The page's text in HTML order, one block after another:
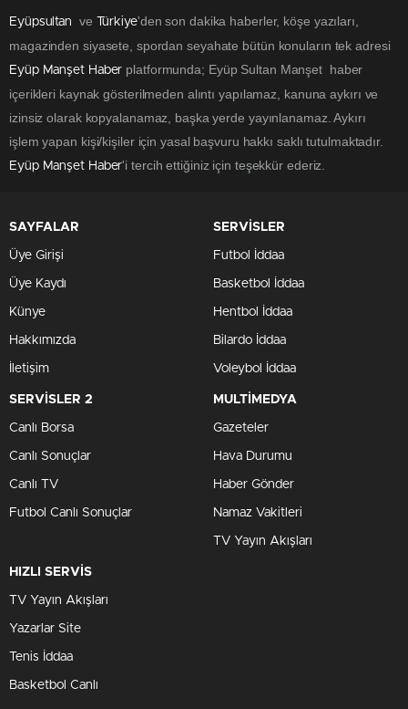
Eyüpsultan ve Türkiye'den son dakika haberler, köşe yazıları,
magazinden siyasete, spordan seyahate bütün konuların tek adresi
Eyüp Manşet Haber platformunda; Eyüp Sultan Manşet haber
içerikleri kaynak gösterilmeden alıntı yapılamaz, kanuna aykırı ve
izinsiz olarak kopyalanamaz, başka yerde yayınlanamaz. Aykırı
işlem yapan kişi/kişiler için yasal başvuru hakkı saklı tutulmaktadır.
Eyüp Manşet Haber'i tercih ettiğiniz için teşekkür ederiz.
SAYFALAR
Üye Girişi
Üye Kaydı
Künye
Hakkımızda
İletişim
SERVİSLER
Futbol İddaa
Basketbol İddaa
Hentbol İddaa
Bilardo İddaa
Voleybol İddaa
SERVİSLER 2
Canlı Borsa
Canlı Sonuçlar
Canlı TV
Futbol Canlı Sonuçlar
MULTİMEDYA
Gazeteler
Hava Durumu
Haber Gönder
Namaz Vakitleri
TV Yayın Akışları
HIZLI SERVİS
TV Yayın Akışları
Yazarlar Site
Tenis İddaa
Basketbol Canlı